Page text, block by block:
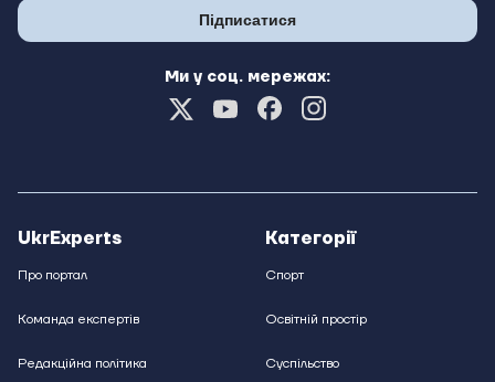
Підписатися
Ми у соц. мережах:
UkrExperts
Про портал
Команда експертів
Редакційна політика
Категорії
Спорт
Освітній простір
Суспільство